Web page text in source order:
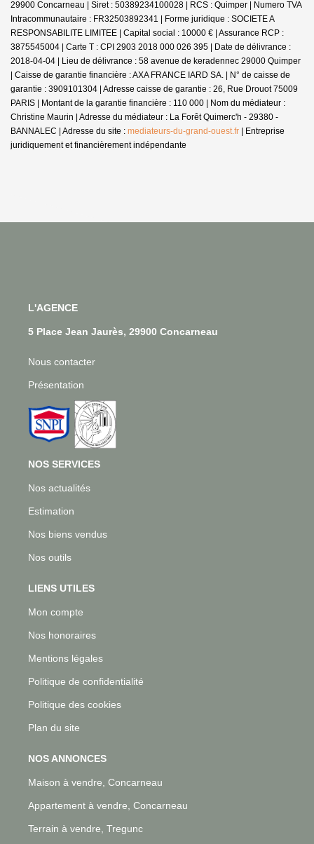
29900 Concarneau | Siret : 50389234100028 | RCS : Quimper | Numero TVA
Intracommunautaire : FR32503892341 | Forme juridique : SOCIETE A
RESPONSABILITE LIMITEE | Capital social : 10000 € | Assurance RCP :
3875545004 | Carte T : CPI 2903 2018 000 026 395 | Date de délivrance :
2018-04-04 | Lieu de délivrance : 58 avenue de keradennec 29000 Quimper
| Caisse de garantie financière : AXA FRANCE IARD SA. | N° de caisse de
garantie : 3909101304 | Adresse caisse de garantie : 26, Rue Drouot 75009
PARIS | Montant de la garantie financière : 110 000 | Nom du médiateur :
Christine Maurin | Adresse du médiateur : La Forêt Quimerc'h - 29380 -
BANNALEC | Adresse du site : mediateurs-du-grand-ouest.fr | Entreprise
juridiquement et financièrement indépendante
L'AGENCE
5 Place Jean Jaurès, 29900 Concarneau
Nous contacter
Présentation
NOS SERVICES
Nos actualités
Estimation
Nos biens vendus
Nos outils
LIENS UTILES
Mon compte
Nos honoraires
Mentions légales
Politique de confidentialité
Politique des cookies
Plan du site
NOS ANNONCES
Maison à vendre, Concarneau
Appartement à vendre, Concarneau
Terrain à vendre, Tregunc